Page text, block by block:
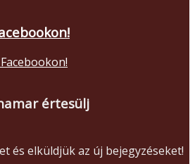
értesülj
és elküldjük az új bejegyzéseket!